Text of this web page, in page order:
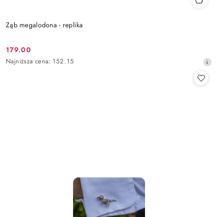
Ząb megalodona - replika
Cena
promocyjna:
179.00
Najniższa
Najniższa cena: 152.15